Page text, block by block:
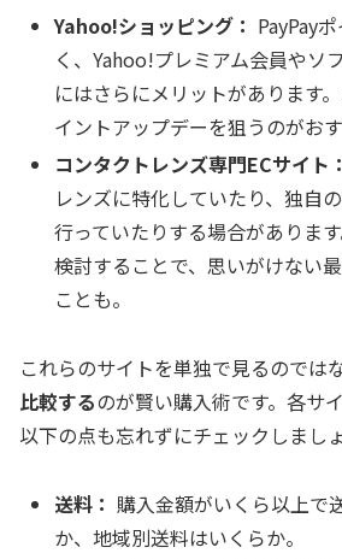
Yahoo!ショッピング： PayPay
く、Yahoo!プレミアム会員やソ
にはさらにメリットがあります
イントアップデーを狙うのがおす
コンタクトレンズ専門ECサイト：
レンズに特化していたり、独自
行っていたりする場合がありま
検討することで、思いがけない
ことも。
これらのサイトを単独で見るのではな
比較するのが賢い購入術です。各サ
以下の点も忘れずにチェックしましょ
送料： 購入金額がいくら以上で
か、地域別送料はいくらか。